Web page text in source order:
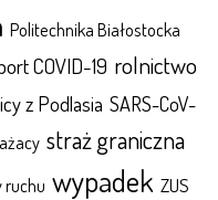
Politechnika Białostocka
COVID-19 rolnictwo
z Podlasia SARS-CoV-
straż graniczna
ruchu wypadek ZUS